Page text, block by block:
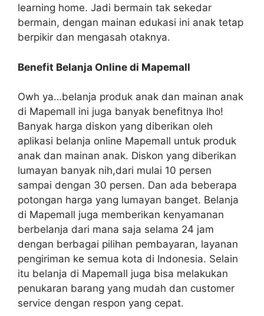
learning home. Jadi bermain tak sekedar
bermain, dengan mainan edukasi ini anak tetap
berpikir dan mengasah otaknya.
Benefit Belanja Online di Mapemall
Owh ya…belanja produk anak dan mainan anak
di Mapemall ini juga banyak benefitnya lho!
Banyak harga diskon yang diberikan oleh
aplikasi belanja online Mapemall untuk produk
anak dan mainan anak. Diskon yang diberikan
lumayan banyak nih,dari mulai 10 persen
sampai dengan 30 persen. Dan ada beberapa
potongan harga yang lumayan banget. Belanja
di Mapemall juga memberikan kenyamanan
berbelanja dari mana saja selama 24 jam
dengan berbagai pilihan pembayaran, layanan
pengiriman ke semua kota di Indonesia. Selain
itu belanja di Mapemall juga bisa melakukan
penukaran barang yang mudah dan customer
service dengan respon yang cepat.